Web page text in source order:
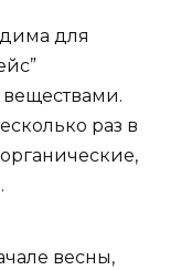
для
раз в
весны,